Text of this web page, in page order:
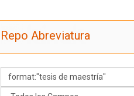
maestría"'
Repo Abreviatura